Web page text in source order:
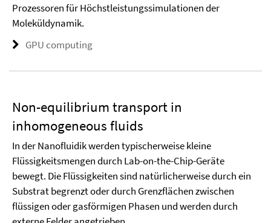
Prozessoren für Höchstleistungssimulationen der
Moleküldynamik.
GPU computing
Non-equilibrium transport in
inhomogeneous fluids
In der Nanofluidik werden typischerweise kleine
Flüssigkeitsmengen durch Lab-on-the-Chip-Geräte
bewegt. Die Flüssigkeiten sind natürlicherweise durch ein
Substrat begrenzt oder durch Grenzflächen zwischen
flüssigen oder gasförmigen Phasen und werden durch